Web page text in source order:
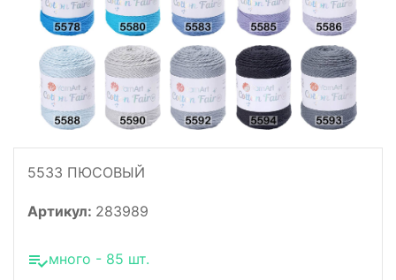
5533 ПЮСОВЫЙ
Артикул: 283989
много - 85 шт.